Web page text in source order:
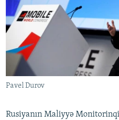
Pavel Durov
Rusiyanın Maliyyə